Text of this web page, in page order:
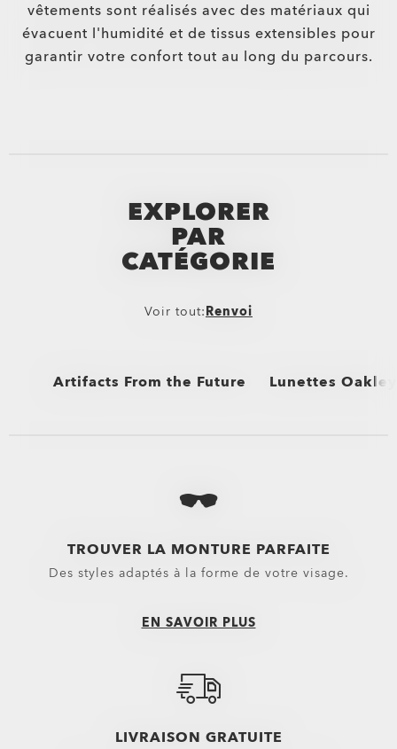
vêtements sont réalisés avec des matériaux qui
évacuent l'humidité et de tissus extensibles pour
garantir votre confort tout au long du parcours.
EXPLORER
PAR
CATÉGORIE
Voir tout:Renvoi
Artifacts From the Future Lunettes
Lunettes Oakley
TROUVER LA MONTURE PARFAITE
Des styles adaptés à la forme de votre visage.
EN SAVOIR PLUS
LIVRAISON GRATUITE